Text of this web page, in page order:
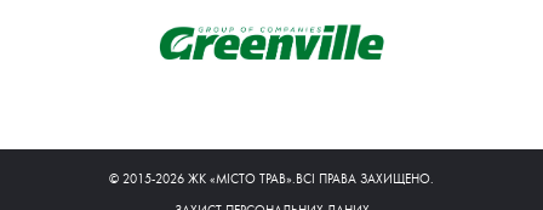
© 2015-2026 ЖК «МІСТО ТРАВ».ВСІ ПРАВА ЗАХИЩЕНО.